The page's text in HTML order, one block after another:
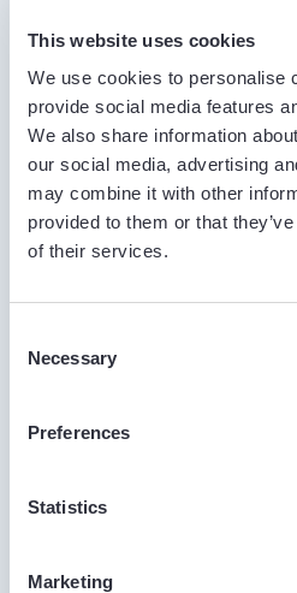
This website uses cookies
We use cookies to personalise
provide social media features
We also share information
our social media, advertising
may combine it with other
provided to them or that
of their services.
Selection
Necessary
Preferences
Statistics
Marketing
VOOR- EN ACHTERNAAM*
BEDRIJFSNAAM
TELEFOONNUMMER
E-MAILADRES